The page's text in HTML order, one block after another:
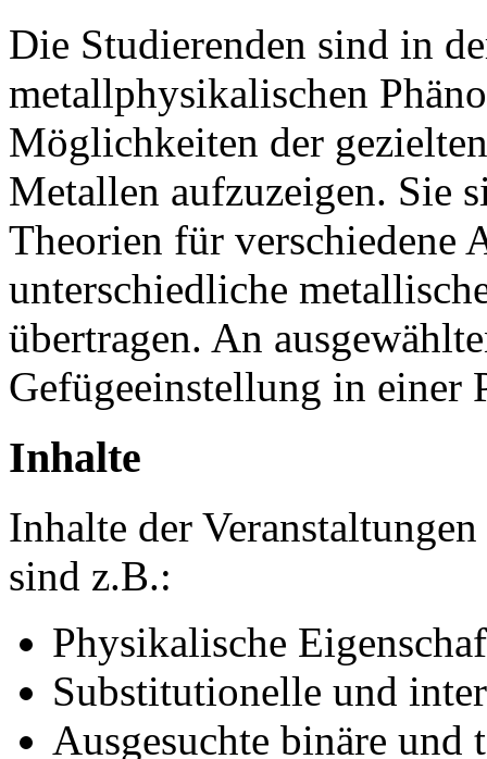
Die Studierenden sind in
metallphysikalischen
Möglichkeiten der
Metallen aufzuzeigen. Sie
Theorien für verschiedene
unterschiedliche
übertragen. An
Gefügeeinstellung in einer
Inhalte
Inhalte der
sind z.B.:
Physikalische
Substitutionelle und
Ausgesuchte binäre und